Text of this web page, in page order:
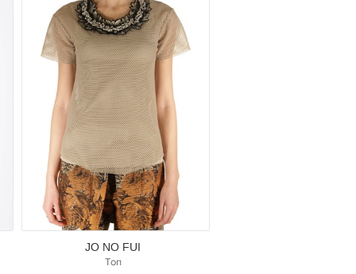
JO NO FUI
Топ